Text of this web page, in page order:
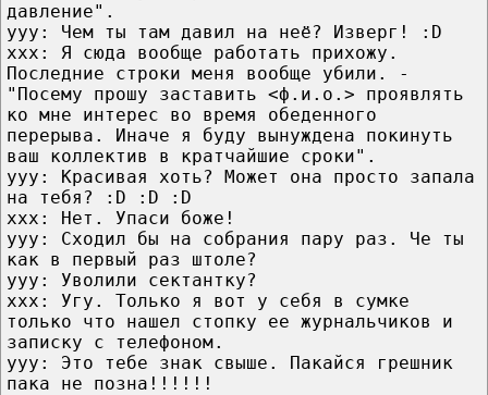
давление".
yyy: Чем ты там давил на неё? Изверг! :D
xxx: Я сюда вообще работать прихожу.
Последние строки меня вообще убили. -
"Посему прошу заставить <ф.и.о.> проявлять
ко мне интерес во время обеденного
перерыва. Иначе я буду вынуждена покинуть
ваш коллектив в кратчайшие сроки".
yyy: Красивая хоть? Может она просто запала
на тебя? :D :D :D
xxx: Нет. Упаси боже!
yyy: Сходил бы на собрания пару раз. Че ты
как в первый раз штоле?
yyy: Уволили сектантку?
xxx: Угу. Только я вот у себя в сумке
только что нашел стопку ее журнальчиков и
записку с телефоном.
yyy: Это тебе знак свыше. Пакайся грешник
пака не позна!!!!!!